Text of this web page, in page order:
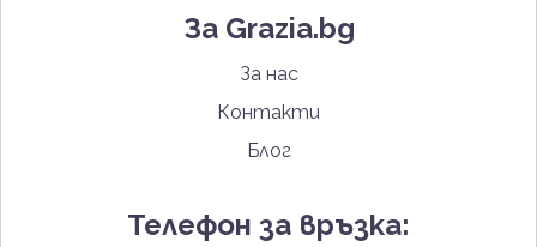
За Grazia.bg
За нас
Контакти
Блог
Телефон за връзка: